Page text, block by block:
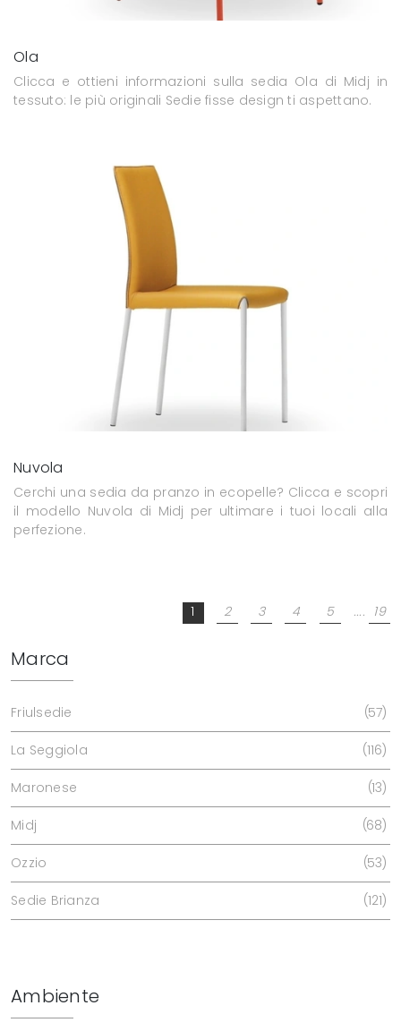
Ola
Clicca e ottieni informazioni sulla sedia Ola di Midj in
tessuto: le più originali Sedie fisse design ti aspettano.
Nuvola
Cerchi una sedia da pranzo in ecopelle? Clicca e scopri
il modello Nuvola di Midj per ultimare i tuoi locali alla
perfezione.
1 2 3 4 5 .... 19
Marca
Friulsedie 57
La Seggiola 116
Maronese 13
Midj 68
Ozzio 53
Sedie Brianza 121
Ambiente